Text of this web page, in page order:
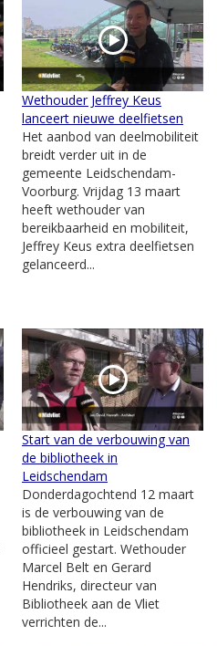
Wethouder Jeffrey Keus
lanceert nieuwe deelfietsen
Het aanbod van deelmobiliteit
breidt verder uit in de
gemeente Leidschendam-
Voorburg. Vrijdag 13 maart
heeft wethouder van
bereikbaarheid en mobiliteit,
Jeffrey Keus extra deelfietsen
gelanceerd...
Start van de verbouwing van
de bibliotheek in
Leidschendam
Donderdagochtend 12 maart
is de verbouwing van de
bibliotheek in Leidschendam
officieel gestart. Wethouder
Marcel Belt en Gerard
Hendriks, directeur van
Bibliotheek aan de Vliet
verrichten de...